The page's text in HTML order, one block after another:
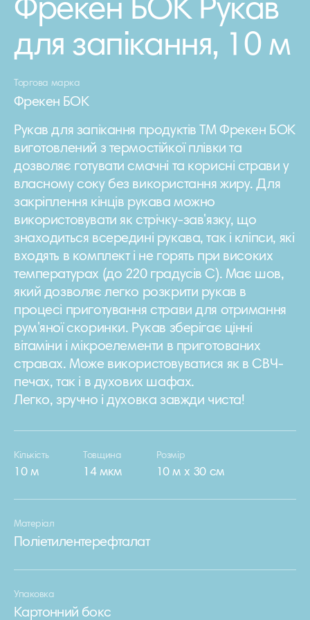
Фрекен БОК Рукав
для запікання, 10 м
Торгова марка
Фрекен БОК
Рукав для запікання продуктів ТМ Фрекен БОК
виготовлений з термостійкої плівки та
дозволяє готувати смачні та корисні страви у
власному соку без використання жиру. Для
закріплення кінців рукава можно
використовувати як стрічку-зав'язку, що
знаходиться всередині рукава, так і кліпси, які
входять в комплект і не горять при високих
температурах (до 220 градусів С). Має шов,
який дозволяє легко розкрити рукав в
процесі приготування страви для отримання
рум'яної скоринки. Рукав зберігає цінні
вітаміни і мікроелементи в приготованих
стравах. Може використовуватися як в СВЧ-
печах, так і в духових шафах.
Легко, зручно і духовка завжди чиста!
Кількість
10 м
Товщина
14 мкм
Розмір
10 м х 30 см
Матеріал
Поліетилентерефталат
Упаковка
Картонний бокс